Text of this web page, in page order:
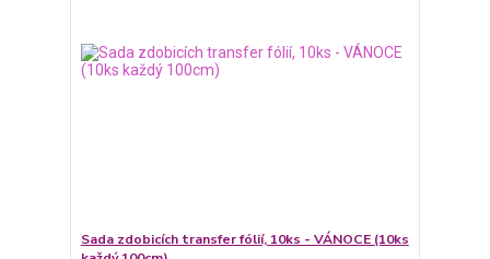
Sada zdobicích transfer fólií, 10ks - VÁNOCE (10ks